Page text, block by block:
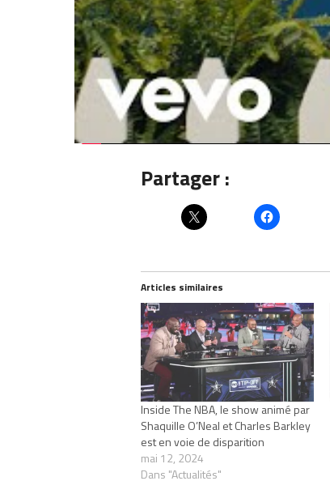
Partager :
Articles similaires
Inside The NBA, le show animé par
Shaquille O’Neal et Charles Barkley
est en voie de disparition
mai 12, 2024
Dans "Actualités"